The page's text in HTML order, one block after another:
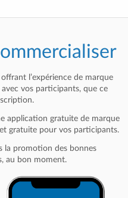
l’expérience de marque
vos participants, que ce
application gratuite de marque
gratuite pour vos participants.
la promotion des bonnes
au bon moment.